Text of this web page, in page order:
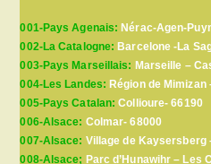
001-Pays Agenais: Nérac-Agen-
002-La Catalogne: Barcelone -La
003-Pays Marseillais: Marseille –
004-Les Landes: Région de Mimizan
005-Pays Catalan:Collioure- 66190
006-Alsace: Colmar- 68000
007-Alsace: Village de Kaysersberg
008-Alsace; Parc d’Hunawihr – Les